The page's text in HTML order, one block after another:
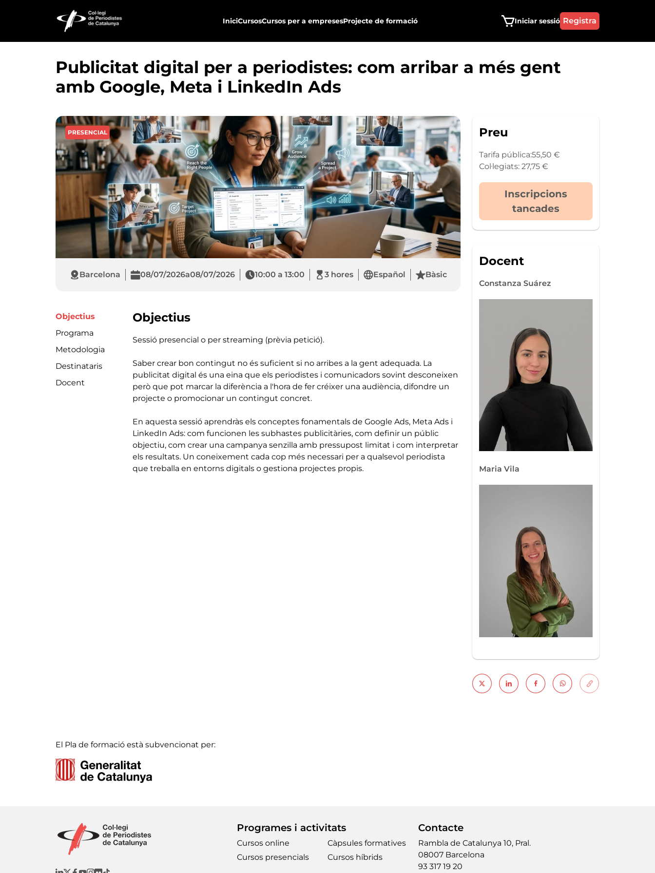
Formació Navegació principal
IniciCursosCursos per a empresesProjecte de formació Menú del compte d'usuari
Iniciar sessió Registra
Publicitat digital per a periodistes: com arribar a més gent
amb Google, Meta i LinkedIn Ads
PRESENCIAL
Barcelona 08/07/2026a08/07/2026 10:00 a 13:00 3 hores Español Bàsic
Objectius
Programa
Metodologia
Destinataris
Docent
Objectius
Sessió presencial o per streaming (prèvia petició).
Saber crear bon contingut no és suficient si no arribes a la gent adequada. La
publicitat digital és una eina que els periodistes i comunicadors sovint desconeixen
però que pot marcar la diferència a l'hora de fer créixer una audiència, difondre un
projecte o promocionar un contingut concret.
En aquesta sessió aprendràs els conceptes fonamentals de Google Ads, Meta Ads i
LinkedIn Ads: com funcionen les subhastes publicitàries, com definir un públic
objectiu, com crear una campanya senzilla amb pressupost limitat i com interpretar
els resultats. Un coneixement cada cop més necessari per a qualsevol periodista
que treballa en entorns digitals o gestiona projectes propis.
Preu
Tarifa pública:55,50 €
Col·legiats: 27,75 €
Inscripcions
tancades
Docent
Constanza Suárez
Maria Vila
El Pla de formació està subvencionat per:
Programes i activitats
Cursos online
Càpsules formatives
Cursos presencials
Cursos híbrids
Contacte
Rambla de Catalunya 10, Pral.
08007 Barcelona
93 317 19 20